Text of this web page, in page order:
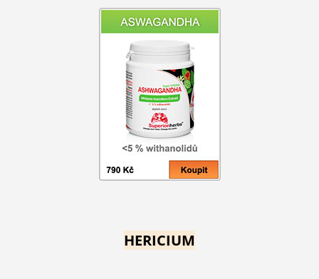
HERICIUM